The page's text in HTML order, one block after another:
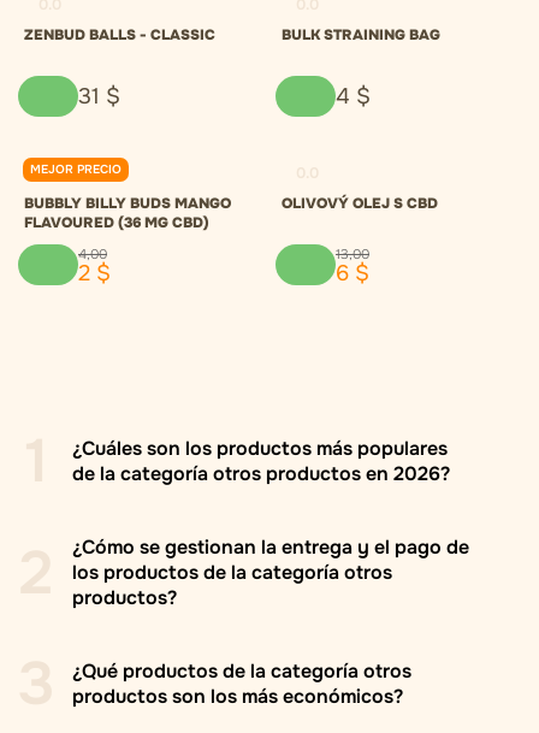
ZENBUD BALLS - CLASSIC
31 $
BULK STRAINING BAG
4 $
MEJOR PRECIO
0.0
BUBBLY BILLY BUDS MANGO
FLAVOURED (36 MG CBD)
4,00
2 $
OLIVOVÝ OLEJ S CBD
13,00
6 $
¿Cuáles son los productos más populares
de la categoría otros productos en 2026?
Pre-roll pouzdro
Bulk Straining Bag
¿Cómo se gestionan la entrega y el pago de
los productos de la categoría otros
productos?
¿Qué productos de la categoría otros
productos son los más económicos?